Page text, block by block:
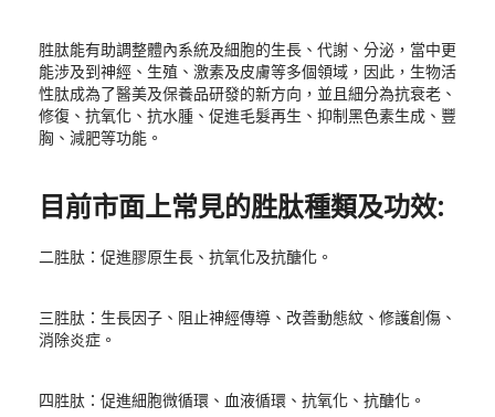
胜肽能有助調整體內系統及細胞的生長、代謝、分泌，當中更
能涉及到神經、生殖、激素及皮膚等多個領域，因此，生物活
性肽成為了醫美及保養品研發的新方向，並且細分為抗衰老、
修復、抗氧化、抗水腫、促進毛髮再生、抑制黑色素生成、豐
胸、減肥等功能。
目前市面上常見的胜肽種類及功效:
二胜肽：促進膠原生長、抗氧化及抗醣化。
三胜肽：生長因子、阻止神經傳導、改善動態紋、修護創傷、
消除炎症。
四胜肽：促進細胞微循環、血液循環、抗氧化、抗醣化。